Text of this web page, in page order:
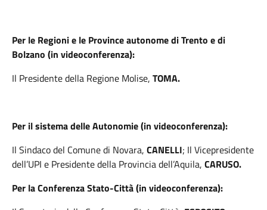
Per le Regioni e le Province autonome di Trento e di
Bolzano (in videoconferenza):
Il Presidente della Regione Molise, TOMA.
Per il sistema delle Autonomie (in videoconferenza):
Il Sindaco del Comune di Novara, CANELLI; Il Vicepresidente
dell’UPI e Presidente della Provincia dell’Aquila, CARUSO.
Per la Conferenza Stato-Città (in videoconferenza):